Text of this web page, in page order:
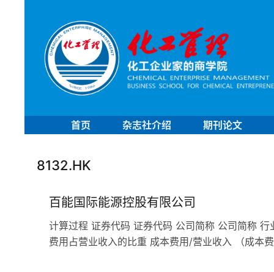
首页 杂志社介绍 期刊论文
8132.HK
百能国际能源控股有限公司
计算过程 证券代码 证券代码 公司简称 公司简称
费用占营业收入的比重 成本费用/营业收入 （成本